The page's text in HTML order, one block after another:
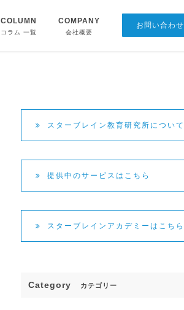
COLUMN
コラム 一覧
COMPANY
会社概要
CONTACT
お問い合わせ
スターブレイン教育研究所について
提供中のサービスはこちら
スターブレインアカデミーはこちら
Category カテゴリー